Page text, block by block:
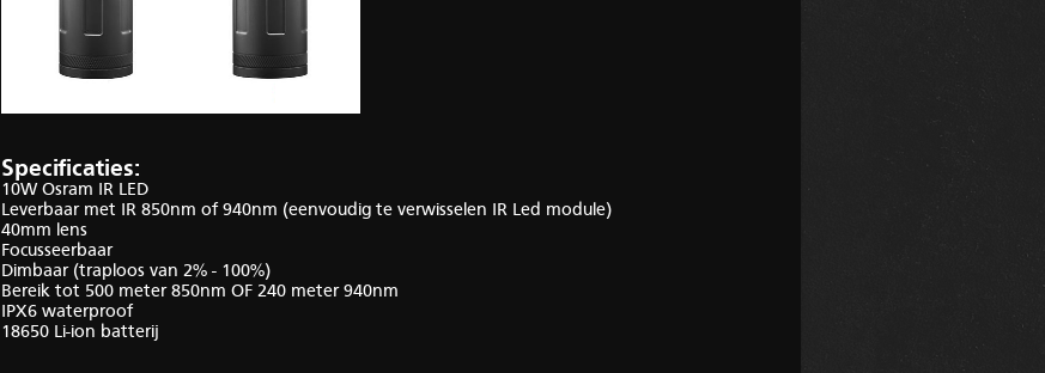
Specificaties:
10W Osram IR LED
Leverbaar met IR 850nm of 940nm (eenvoudig te verwisselen IR Led module)
40mm lens
Focusseerbaar
Dimbaar (traploos van 2% - 100%)
Bereik tot 500 meter 850nm OF 240 meter 940nm
IPX6 waterproof
18650 Li-ion batterij